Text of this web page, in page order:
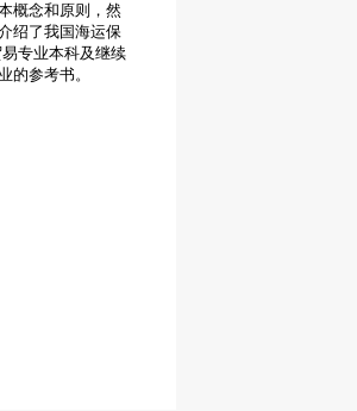
概念和原则，然
绍了我国海运保
专业本科及继续
的参考书。